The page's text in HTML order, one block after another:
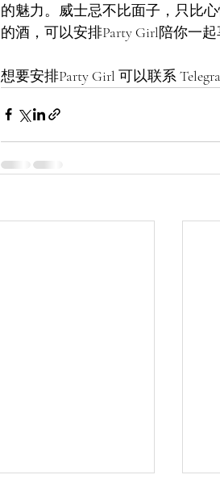
的魅力。威士忌不比面子，只比
的酒，可以安排Party Girl陪你一
想要安排Party Girl 可以联系